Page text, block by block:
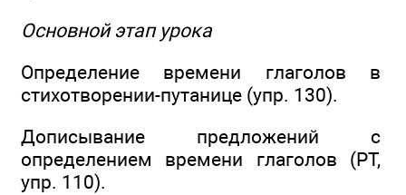
Основной этап урока
Определение времени глаголов в
стихотворении-путанице (упр. 130).
Дописывание предложений с
определением времени глаголов (РТ,
упр. 110).